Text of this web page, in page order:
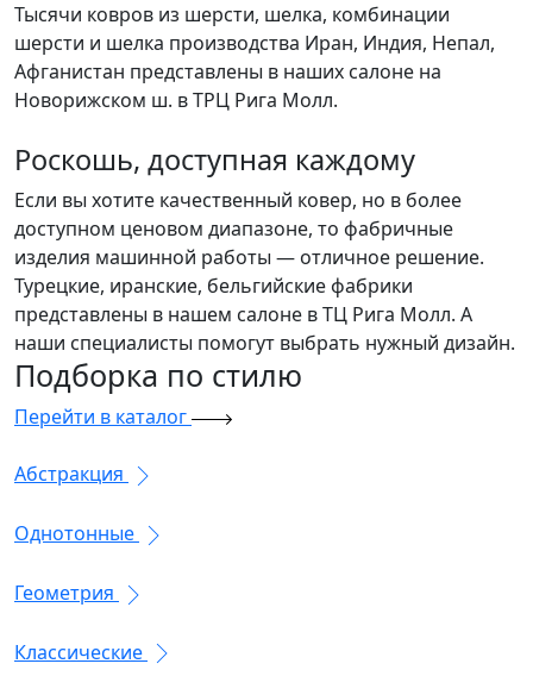
Тысячи ковров из шерсти, шелка, комбинации
шерсти и шелка производства Иран, Индия, Непал,
Афганистан представлены в наших салоне на
Новорижском ш. в ТРЦ Рига Молл.
Роскошь, доступная каждому
Если вы хотите качественный ковер, но в более
доступном ценовом диапазоне, то фабричные
изделия машинной работы — отличное решение.
Турецкие, иранские, бельгийские фабрики
представлены в нашем салоне в ТЦ Рига Молл. А
наши специалисты помогут выбрать нужный дизайн.
Подборка по стилю
Перейти в каталог
Абстракция
Однотонные
Геометрия
Классические